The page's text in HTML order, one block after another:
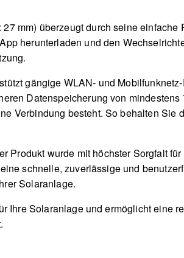
mm) überzeugt durch seine einfache
herunterladen und den
gängige WLAN- und
Datenspeicherung von mindestens
Verbindung besteht. So behalten Sie
Produkt wurde mit höchster Sorgfalt
schnelle, zuverlässige und
Solaranlage.
Ihre Solaranlage und ermöglicht eine